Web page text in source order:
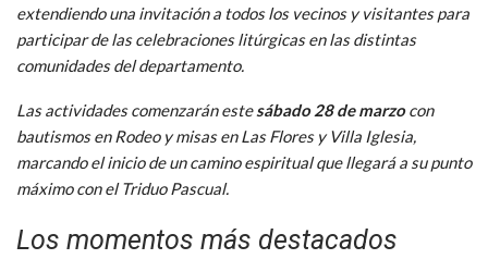
extendiendo una invitación a todos los vecinos y visitantes para
participar de las celebraciones litúrgicas en las distintas
comunidades del departamento.
Las actividades comenzarán estesábado 28 de marzocon
bautismos en Rodeo y misas en Las Flores y Villa Iglesia,
marcando el inicio de un camino espiritual que llegará a su punto
máximo con el Triduo Pascual.
Los momentos más destacados